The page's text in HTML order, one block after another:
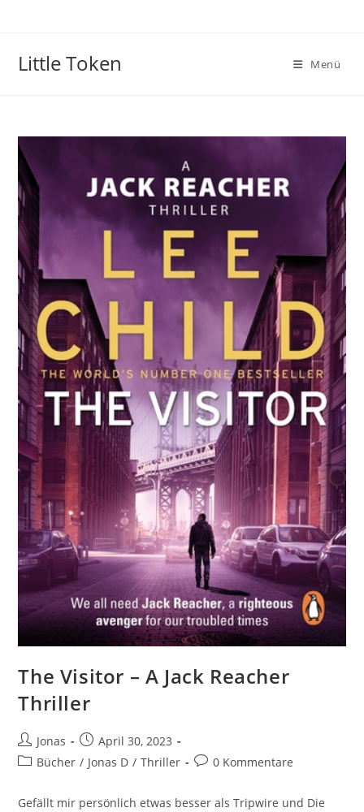
Little Token Menü
The Visitor – A Jack Reacher
Thriller
Jonas
April 30, 2023
Bücher / Jonas D / Thriller 0 Kommentare
Gefällt mir persönlich etwas besser als Tripwire und Die